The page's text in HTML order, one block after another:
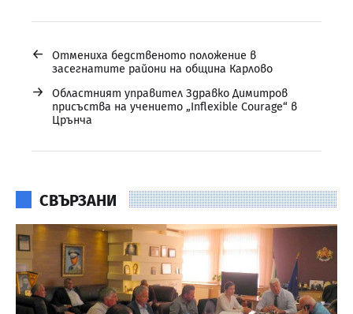
←
Отмениха бедственото положение в
засегнатите райони на община Карлово
→
Областният управител Здравко Димитров
присъства на учението „Inflexible Courage“ в
Црънча
СВЪРЗАНИ